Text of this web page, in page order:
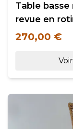
Table
revue en
270,00 €